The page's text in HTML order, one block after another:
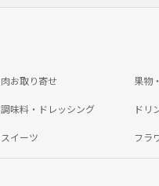
肉お取り寄せ 果物
調味料・ドレッシング ドリ
スイーツ フラ